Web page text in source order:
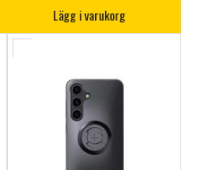
Lägg i varukorg